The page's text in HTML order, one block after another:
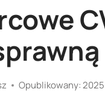
Opublikowany: